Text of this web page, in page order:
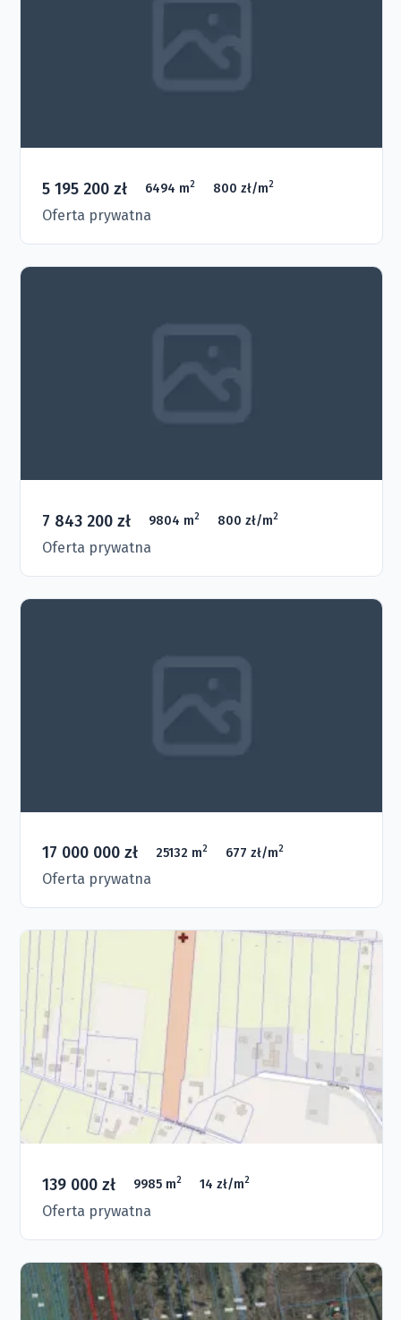
5 195 200 zł 6494 m2 800 zł/m2
Oferta prywatna
7 843 200 zł 9804 m2 800 zł/m2
Oferta prywatna
17 000 000 zł 25132 m2 677 zł/m2
Oferta prywatna
139 000 zł 9985 m2 14 zł/m2
Oferta prywatna